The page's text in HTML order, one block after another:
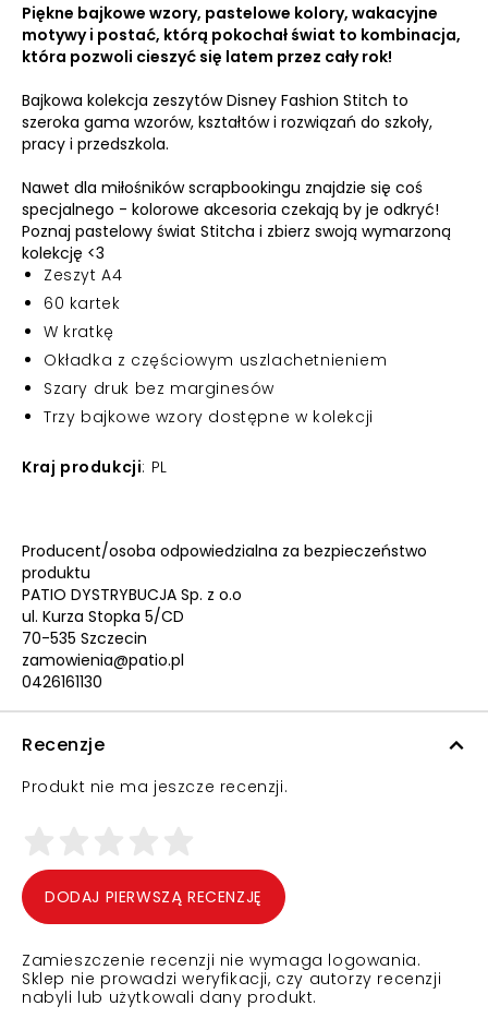
Piękne bajkowe wzory, pastelowe kolory, wakacyjne
motywy i postać, którą pokochał świat to kombinacja,
która pozwoli cieszyć się latem przez cały rok!
Bajkowa kolekcja zeszytów Disney Fashion Stitch to
szeroka gama wzorów, kształtów i rozwiązań do szkoły,
pracy i przedszkola.
Nawet dla miłośników scrapbookingu znajdzie się coś
specjalnego - kolorowe akcesoria czekają by je odkryć!
Poznaj pastelowy świat Stitcha i zbierz swoją wymarzoną
kolekcję <3
Zeszyt A4
60 kartek
W kratkę
Okładka z częściowym uszlachetnieniem
Szary druk bez marginesów
Trzy bajkowe wzory dostępne w kolekcji
Kraj produkcji: PL
Producent/osoba odpowiedzialna za bezpieczeństwo
produktu
PATIO DYSTRYBUCJA Sp. z o.o
ul. Kurza Stopka 5/CD
70-535 Szczecin
zamowienia@patio.pl
0426161130
Recenzje
Produkt nie ma jeszcze recenzji.
DODAJ PIERWSZĄ RECENZJĘ
Zamieszczenie recenzji nie wymaga logowania.
Sklep nie prowadzi weryfikacji, czy autorzy recenzji
nabyli lub użytkowali dany produkt.